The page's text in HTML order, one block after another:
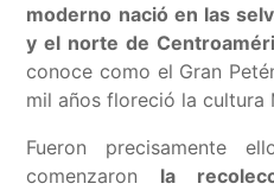
moderno nació en las
y el norte de
conoce como el Gran
mil años floreció la cultura
Fueron precisamente
comenzaron la